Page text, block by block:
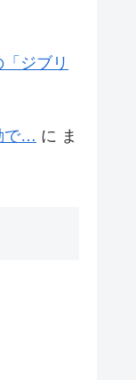
ジブリ
で… に ま